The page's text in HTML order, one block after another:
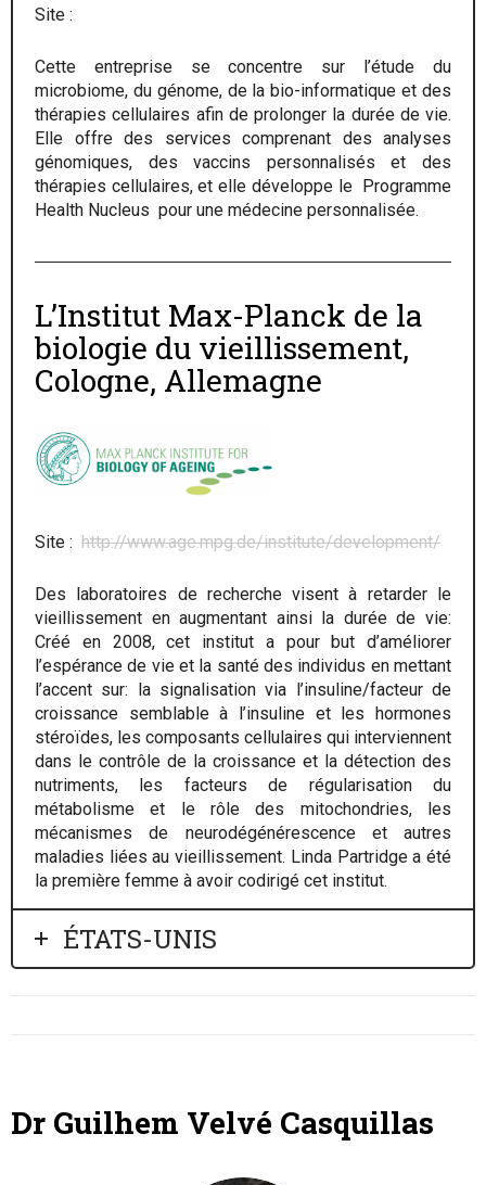
Site :
Cette entreprise se concentre sur l’étude du
microbiome, du génome, de la bio-informatique et des
thérapies cellulaires afin de prolonger la durée de vie.
Elle offre des services comprenant des analyses
génomiques, des vaccins personnalisés et des
thérapies cellulaires, et elle développe le Programme
Health Nucleus pour une médecine personnalisée.
L’Institut Max-Planck de la
biologie du vieillissement,
Cologne, Allemagne
Site : http://www.age.mpg.de/institute/development/
Des laboratoires de recherche visent à retarder le
vieillissement en augmentant ainsi la durée de vie:
Créé en 2008, cet institut a pour but d’améliorer
l’espérance de vie et la santé des individus en mettant
l’accent sur: la signalisation via l’insuline/facteur de
croissance semblable à l’insuline et les hormones
stéroïdes, les composants cellulaires qui interviennent
dans le contrôle de la croissance et la détection des
nutriments, les facteurs de régularisation du
métabolisme et le rôle des mitochondries, les
mécanismes de neurodégénérescence et autres
maladies liées au vieillissement. Linda Partridge a été
la première femme à avoir codirigé cet institut.
ÉTATS-UNIS
Dr Guilhem Velvé Casquillas